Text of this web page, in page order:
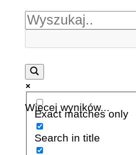
Więcej wyników...
Exact matches only
Search in title